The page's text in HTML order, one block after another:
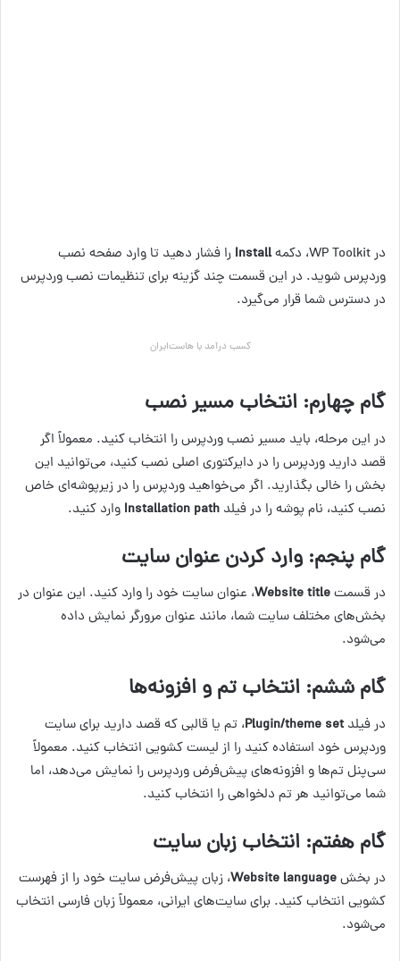
در WP Toolkit، دکمه Install را فشار دهید تا وارد صفحه نصب
وردپرس شوید. در این قسمت چند گزینه برای تنظیمات نصب وردپرس
در دسترس شما قرار می‌گیرد.
کسب درآمد با هاست‌ایران
گام چهارم: انتخاب مسیر نصب
در این مرحله، باید مسیر نصب وردپرس را انتخاب کنید. معمولاً اگر
قصد دارید وردپرس را در دایرکتوری اصلی نصب کنید، می‌توانید این
بخش را خالی بگذارید. اگر می‌خواهید وردپرس را در زیرپوشه‌ای خاص
نصب کنید، نام پوشه را در فیلد Installation path وارد کنید.
گام پنجم: وارد کردن عنوان سایت
در قسمتWebsite title، عنوان سایت خود را وارد کنید. این عنوان در
بخش‌های مختلف سایت شما، مانند عنوان مرورگر نمایش داده
می‌شود.
گام ششم: انتخاب تم و افزونه‌ها
در فیلدPlugin/theme set، تم یا قالبی که قصد دارید برای سایت
وردپرس خود استفاده کنید را از لیست کشویی انتخاب کنید. معمولاً
سی‌پنل تم‌ها و افزونه‌های پیش‌فرض وردپرس را نمایش می‌دهد، اما
شما می‌توانید هر تم دلخواهی را انتخاب کنید.
گام هفتم: انتخاب زبان سایت
در بخشWebsite language، زبان پیش‌فرض سایت خود را از فهرست
کشویی انتخاب کنید. برای سایت‌های ایرانی، معمولاً زبان فارسی انتخاب
می‌شود.